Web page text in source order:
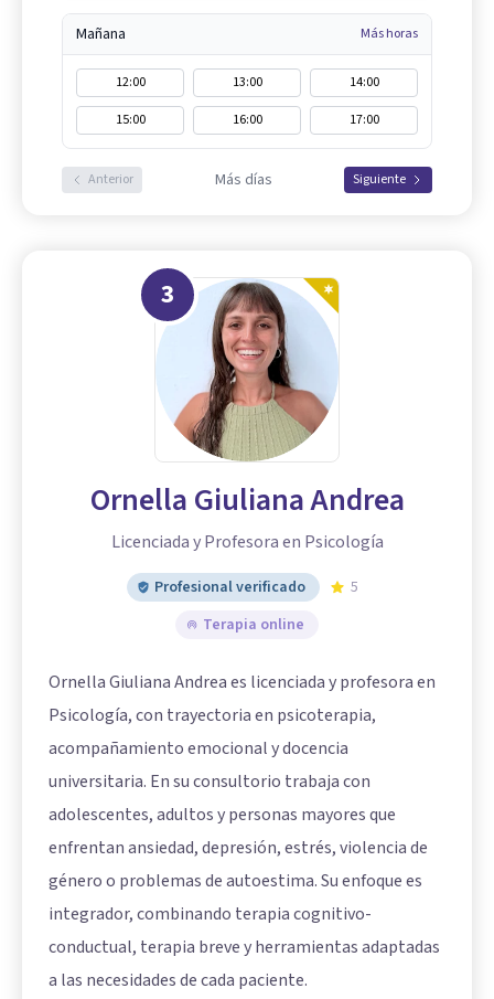
Mañana Más horas
12:00 13:00
14:00
15:00
16:00 17:00
Anterior Más días Siguiente
3
Ornella Giuliana Andrea
Licenciada y Profesora en Psicología
Profesional verificado
5
Terapia online
Ornella Giuliana Andrea es licenciada y profesora en
Psicología, con trayectoria en psicoterapia,
acompañamiento emocional y docencia
universitaria. En su consultorio trabaja con
adolescentes, adultos y personas mayores que
enfrentan ansiedad, depresión, estrés, violencia de
género o problemas de autoestima. Su enfoque es
integrador, combinando terapia cognitivo-
conductual, terapia breve y herramientas adaptadas
a las necesidades de cada paciente.